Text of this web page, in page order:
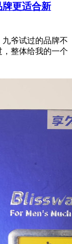
更适合新
爷试过的品牌不
整体给我的一个